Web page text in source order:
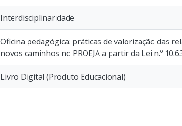
Interdisciplinaridade
Oficina pedagógica: práticas de valorização das
novos caminhos no PROEJA a partir da Lei n.º
Livro Digital (Produto Educacional)